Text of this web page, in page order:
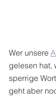
Wer unsere
gelesen hat,
sperrige
geht aber